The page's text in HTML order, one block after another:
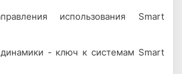
использования Smart
- ключ к системам Smart